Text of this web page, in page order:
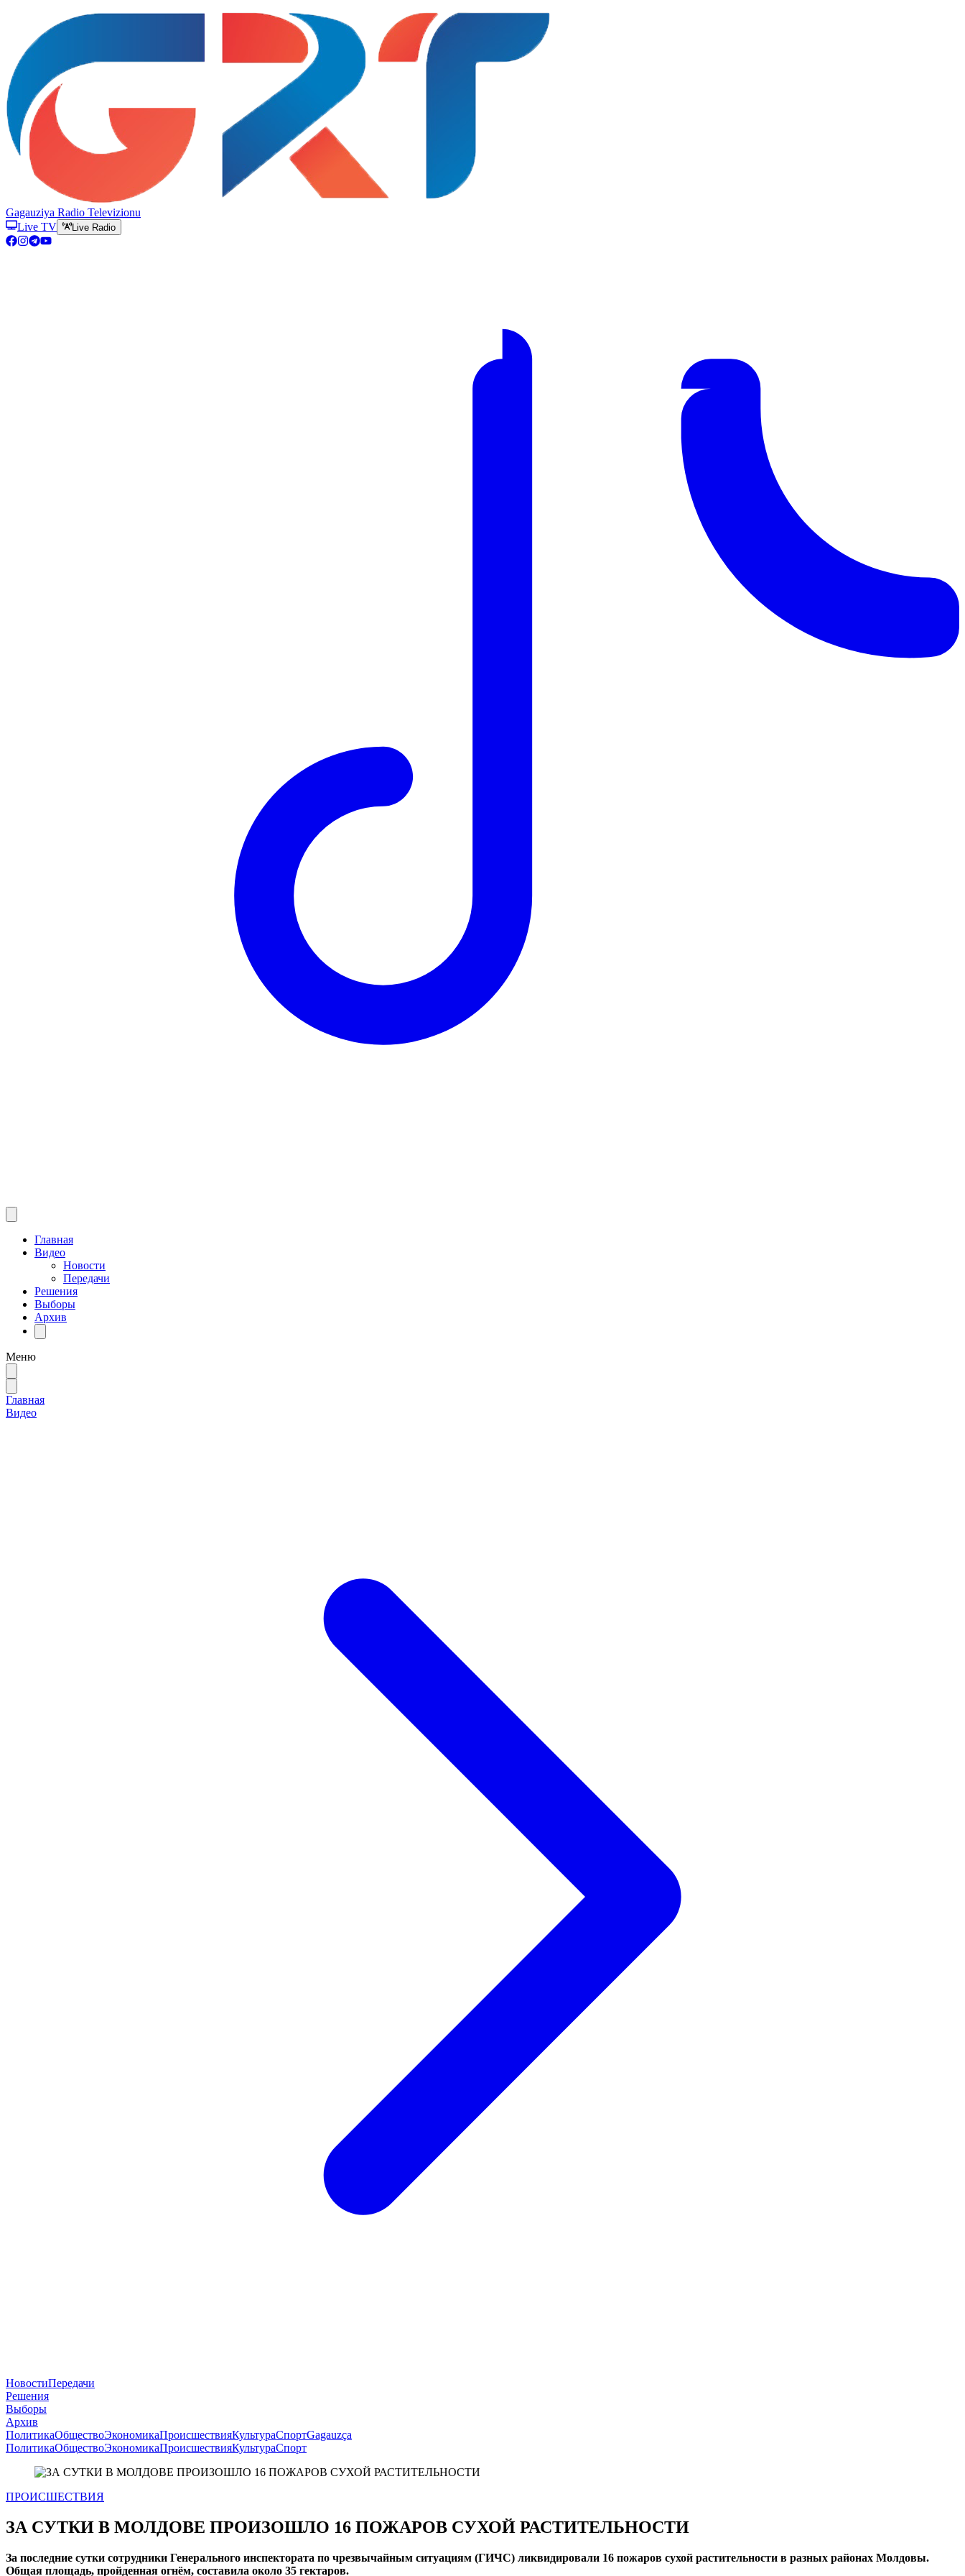
Gagauziya Radio Televizionu
Live TV
Live Radio
Главная
Видео
Новости
Передачи
Решения
Выборы
Архив
Меню
Главная
Видео
НовостиПередачи
Решения
Выборы
Архив
ПолитикаОбществоЭкономикаПроисшествияКультураСпортGagauzça
ПолитикаОбществоЭкономикаПроисшествияКультураСпорт
ПРОИСШЕСТВИЯ
ЗА СУТКИ В МОЛДОВЕ ПРОИЗОШЛО 16 ПОЖАРОВ СУХОЙ РАСТИТЕЛЬНОСТИ
За последние сутки сотрудники Генерального инспектората по чрезвычайным ситуациям (ГИЧС) ликвидировали 16 пожаров сухой растительности в разных районах Молдовы.
Общая площадь, пройденная огнём, составила около 35 гектаров.